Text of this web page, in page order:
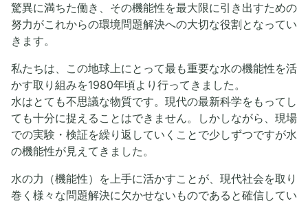
驚異に満ちた働き、その機能性を最大限に引き出すための
努力がこれからの環境問題解決への大切な役割となってい
きます。
私たちは、この地球上にとって最も重要な水の機能性を活
かす取り組みを1980年頃より行ってきました。
水はとても不思議な物質です。現代の最新科学をもってし
ても十分に捉えることはできません。しかしながら、現場
での実験・検証を繰り返していくことで少しずつですが水
の機能性が見えてきました。
水の力（機能性）を上手に活かすことが、現代社会を取り
巻く様々な問題解決に欠かせないものであると確信してい